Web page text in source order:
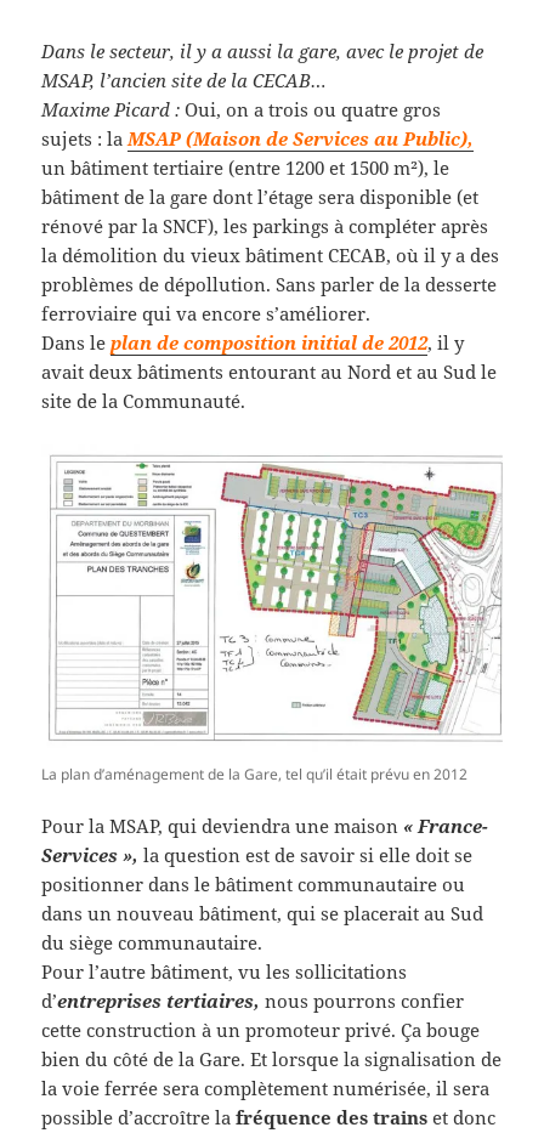
Dans le secteur, il y a aussi la gare, avec le projet de
MSAP, l’ancien site de la CECAB…
Maxime Picard : Oui, on a trois ou quatre gros
sujets : laMSAP (Maison de Services au Public),
un bâtiment tertiaire (entre 1200 et 1500 m²), le
bâtiment de la gare dont l’étage sera disponible (et
rénové par la SNCF), les parkings à compléter après
la démolition du vieux bâtiment CECAB, où il y a des
problèmes de dépollution. Sans parler de la desserte
ferroviaire qui va encore s’améliorer.
Dans leplan de composition initial de 2012, il y
avait deux bâtiments entourant au Nord et au Sud le
site de la Communauté.
La plan d’aménagement de la Gare, tel qu’il était prévu en 2012
Pour la MSAP, qui deviendra une maison « France-
Services », la question est de savoir si elle doit se
positionner dans le bâtiment communautaire ou
dans un nouveau bâtiment, qui se placerait au Sud
du siège communautaire.
Pour l’autre bâtiment, vu les sollicitations
d’entreprises tertiaires,nous pourrons confier
cette construction à un promoteur privé. Ça bouge
bien du côté de la Gare. Et lorsque la signalisation de
la voie ferrée sera complètement numérisée, il sera
possible d’accroître lafréquence des trains et donc